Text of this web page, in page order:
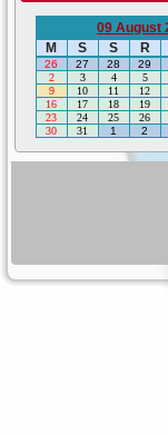
09 August
M
S S R
26 27 28 29
2
3 4 5
9
10 11 12
16
17 18 19
23
24 25 26
30
31 1 2